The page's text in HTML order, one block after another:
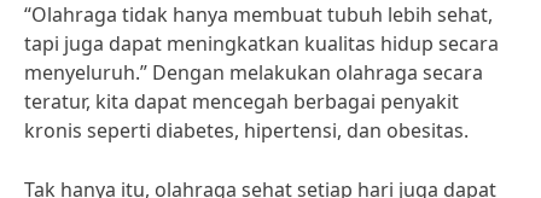
“Olahraga tidak hanya membuat tubuh lebih sehat,
tapi juga dapat meningkatkan kualitas hidup secara
menyeluruh.” Dengan melakukan olahraga secara
teratur, kita dapat mencegah berbagai penyakit
kronis seperti diabetes, hipertensi, dan obesitas.
Tak hanya itu, olahraga sehat setiap hari juga dapat